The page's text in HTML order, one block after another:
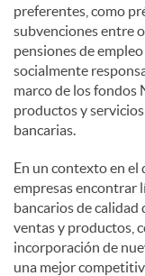
preferentes, como
subvenciones entre
pensiones de
socialmente
marco de los fondos
productos y
bancarias.
En un contexto en el
empresas encontrar
bancarios de
ventas y productos,
incorporación de
una mejor